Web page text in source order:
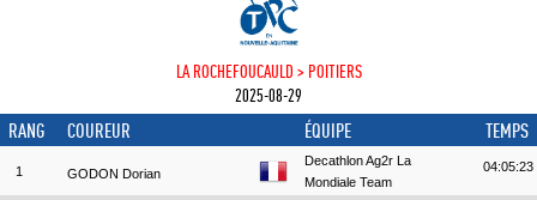
LA ROCHEFOUCAULD > POITIERS
2025-08-29
RANG COUREUR ÉQUIPE TEMPS
1 GODON Dorian 04:05:23
Decathlon Ag2r La
Mondiale Team